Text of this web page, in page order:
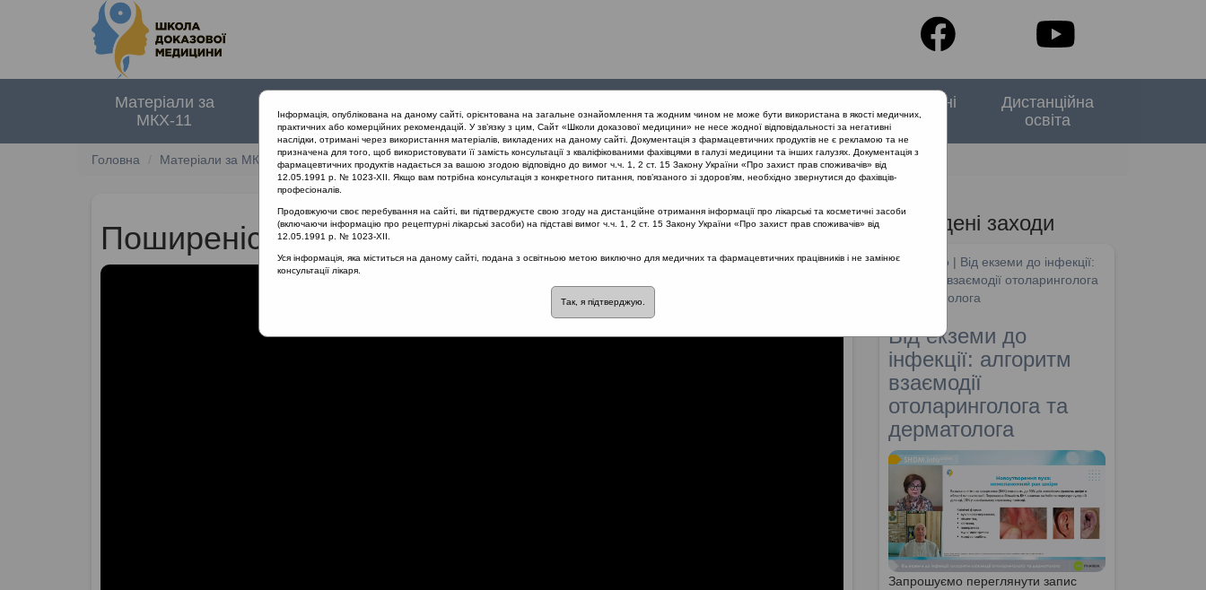
Матеріали за
МКХ-11
документи
заходи
проекту
Спеціальні
випуски
Дистанційна
освіта
Головна Матеріали за МКХ-11 12 Хвороби органів дихання Поширеність ГРВІ у дітей та дорослих
Поширеність ГРВІ у дітей та дорослих Проведені заходи
SHDM.info | Від екземи до інфекції:
алгоритм взаємодії отоларинголога
та дерматолога
Від екземи до
інфекції: алгоритм
взаємодії
отоларинголога та
дерматолога
Запрошуємо переглянути запис
Інформація, опублікована на даному сайті, орієнтована на загальне ознайомлення та жодним чином не може бути використана в якості медичних,
практичних або комерційних рекомендацій. У зв’язку з цим, Сайт «Школи доказової медицини» не несе жодної відповідальності за негативні
наслідки, отримані через використання матеріалів, викладених на даному сайті. Документація з фармацевтичних продуктів не є рекламою та не
призначена для того, щоб використовувати її замість консультації з кваліфікованими фахівцями в галузі медицини та інших галузях. Документація з
фармацевтичних продуктів надається за вашою згодою відповідно до вимог ч.ч. 1, 2 ст. 15 Закону України «Про захист прав споживачів» від
12.05.1991 р. № 1023-XII. Якщо вам потрібна консультація з конкретного питання, пов’язаного зі здоров’ям, необхідно звернутися до фахівців-
професіоналів.
Продовжуючи своє перебування на сайті, ви підтверджуєте свою згоду на дистанційне отримання інформації про лікарські та косметичні засоби
(включаючи інформацію про рецептурні лікарські засоби) на підставі вимог ч.ч. 1, 2 ст. 15 Закону України «Про захист прав споживачів» від
12.05.1991 р. № 1023-XII.
Уся інформація, яка міститься на даному сайті, подана з освітньою метою виключно для медичних та фармацевтичних працівників і не замінює
консультації лікаря.
Так, я підтверджую.